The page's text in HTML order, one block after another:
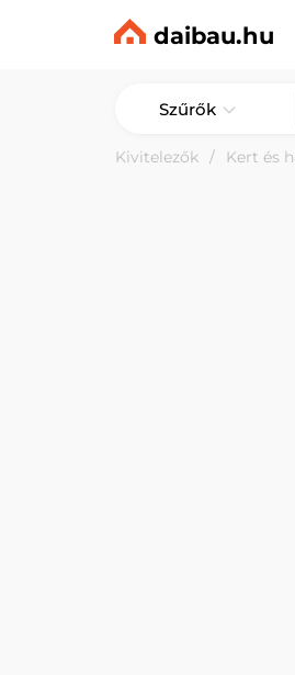
daibau.hu
Szűrők
Kivitelezők Kert és